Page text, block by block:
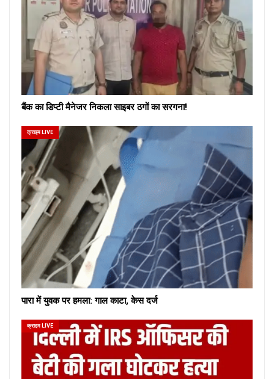
बैंक का डिप्टी मैनेजर निकला साइबर ठगों का सरगना!
क्राइम LIVE
पारा में युवक पर हमला: गाल काटा, केस दर्ज
क्राइम LIVE